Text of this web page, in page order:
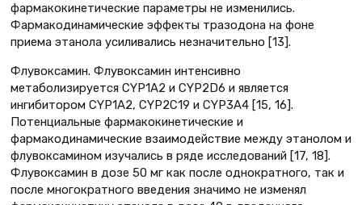
фармакокинетические параметры не изменились.
Фармакодинамические эффекты тразодона на фоне
приема этанола усиливались незначительно [13].
Флувоксамин. Флувоксамин интенсивно
метаболизируется CYP1A2 и CYP2D6 и является
ингибитором CYP1A2, CYP2C19 и CYP3A4 [15, 16].
Потенциальные фармакокинетические и
фармакодинамические взаимодействие между этанолом и
флувоксамином изучались в ряде исследований [17, 18].
Флувоксамин в дозе 50 мг как после однократного, так и
после многократного введения значимо не изменял